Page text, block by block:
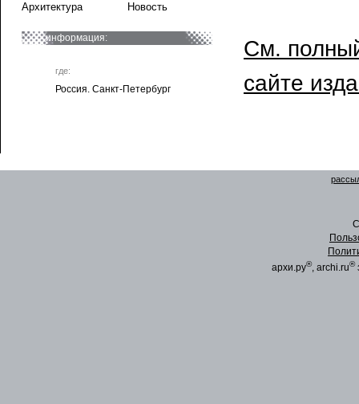
Архитектура Новость
информация:
где:
Россия. Санкт-Петербург
См.
сайте
архи.ру®, archi.ru®